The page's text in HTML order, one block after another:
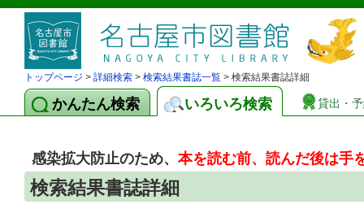
トップページ > 詳細検索 > 検索結果書誌一覧 > 検索結果書誌詳細
かんたん検索 いろいろ検索 貸出・
感染拡大防止のため、本を読む前、読んだ後は手
検索結果書誌詳細